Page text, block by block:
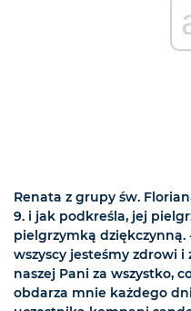
Renata z grupy św.
9. i jak podkreśla, jej
pielgrzymką dziękczynną.
wszyscy jesteśmy zdrowi
naszej Pani za wszystko,
obdarza mnie każdego